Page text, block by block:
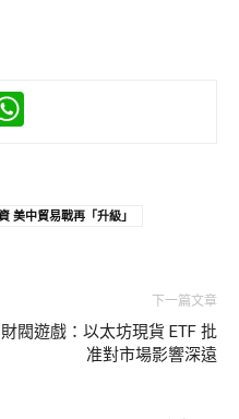
美中貿易戰再「升級」
下一篇文章
財閥遊戲：以太坊現貨 ETF 批
准對市場影響深遠